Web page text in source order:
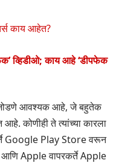
काय आहेत?
व्हिडीओ; काय आहे ‘डीपफेक
जोडणे आवश्यक आहे, जे बहुतेक
आहे. कोणीही ते त्यांच्या कारला
Google Play Store वरून
Apple वापरकर्ते Apple